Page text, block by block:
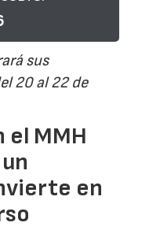
sus
20 al 22 de
el MMH
en